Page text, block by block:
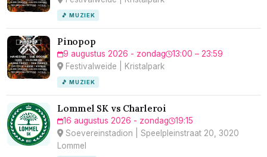
🎵 MUZIEK
Pinopop
9 augustus 2026 - zondag
13:00 – 23:59
Festivalweide | Kristalpark
🎵 MUZIEK
Lommel SK vs Charleroi
16 augustus 2026 - zondag
19:15
Soevereinstadion | Speelpleinstraat 20, 3020
Lommel